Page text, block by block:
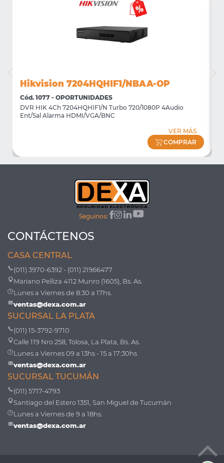
Hikvision 7204HQHIF1/NBAA-OP
Cód. 1077 - OPORTUNIDADES
DVR HIK 4Ch 7204HQHIF1/N Turbo 720/1080P 4Audio
Ent/Sal Alarma HDMI/VGA/BNC
VER MÁS
COMPRAR
Seguinos:
CONTÁCTENOS
CASA CENTRAL
(011) 3970-6392 - (011) 21966477
Mariano Pelliza 4112 Munro (1605), Bs. As.
Lunes a Viernes de 8:30 a 17hs.
ventas@dexa.com.ar
SUCURSAL LA PLATA
(011) 15-3792-9710
Calle 119 Nro 258, Tolosa, La Plata, Bs. As.
Lunes a Viernes 09 a 13hs - 15 a 17:30hs
ventas@dexa.com.ar
SUCURSAL TUCUMÁN
(011) 5717-4793
Santiago del Estero 1351, San Miguel de Tucumán
Lunes a Viernes de 9 a 18hs.
ventas@dexa.com.ar